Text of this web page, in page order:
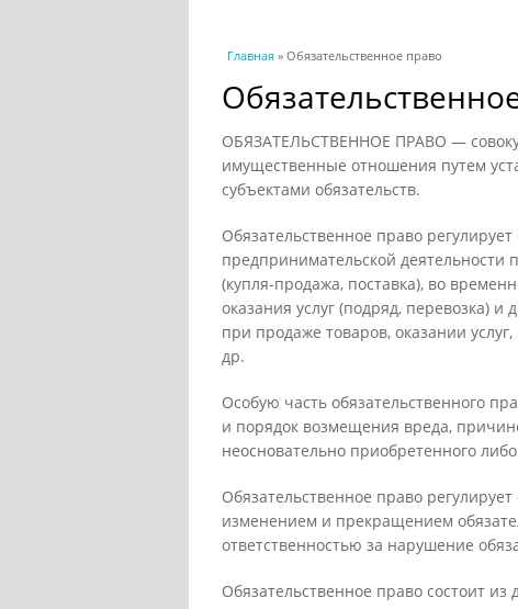
Вы здесь
Главная » Обязательственное право
ОБЯЗАТЕЛЬСТВЕННОЕ ПРАВО —
имущественные отношения путем
субъектами обязательств.
Обязательственное право
предпринимательской деятельности
(купля-продажа, поставка), во
оказания услуг (подряд, перевозка)
при продаже товаров, оказании
др.
Особую часть обязательственного
и порядок возмещения вреда,
неосновательно приобретенного
Обязательственное право
изменением и прекращением
ответственностью за нарушение
Обязательственное право состоит